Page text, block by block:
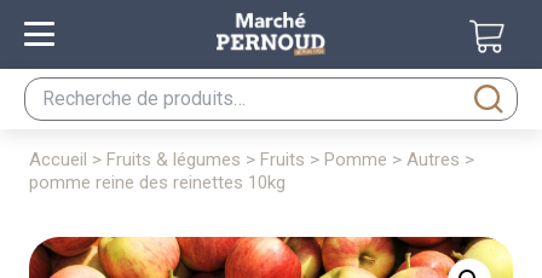
Recherche
pour :
accueil > fruits & légumes > fruits > pomme > autres >
pomme reine des reinettes 10kg